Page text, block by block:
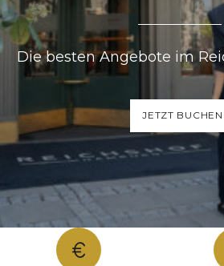
Die besten Angebote im
JETZT BUCHEN